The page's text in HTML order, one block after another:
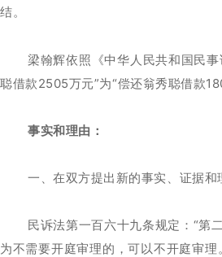
结。
梁翰辉依照《中华人民共和国民
聪借款2505万元”为“偿还翁秀聪借款
事实和理由：
一、在双方提出新的事实、证据
民诉法第一百六十九条规定：“第
为不需要开庭审理的，可以不开庭审